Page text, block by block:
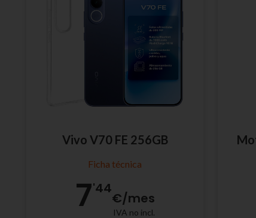
Vivo V70 FE 256GB
Ficha técnica
7'44
€/mes
IVA no incl.